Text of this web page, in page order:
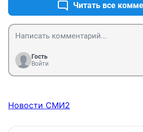
Читать все
Гость
Войти
Новости СМИ2